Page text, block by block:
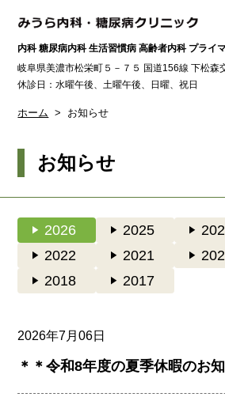
内科 糖尿病内科 生活習慣病 高齢者内科 プライ
岐阜県美濃市松栄町５－７５ 国道156線 下松森
休診日：水曜午後、土曜午後、日曜、祝日
ホーム お知らせ
お知らせ
play_arrow 2026 play_arrow 2025 play_arrow
play_arrow 2022 play_arrow 2021 play_arrow
play_arrow 2018 play_arrow 2017
2026年7月06日
＊＊令和8年度の夏季休暇のお